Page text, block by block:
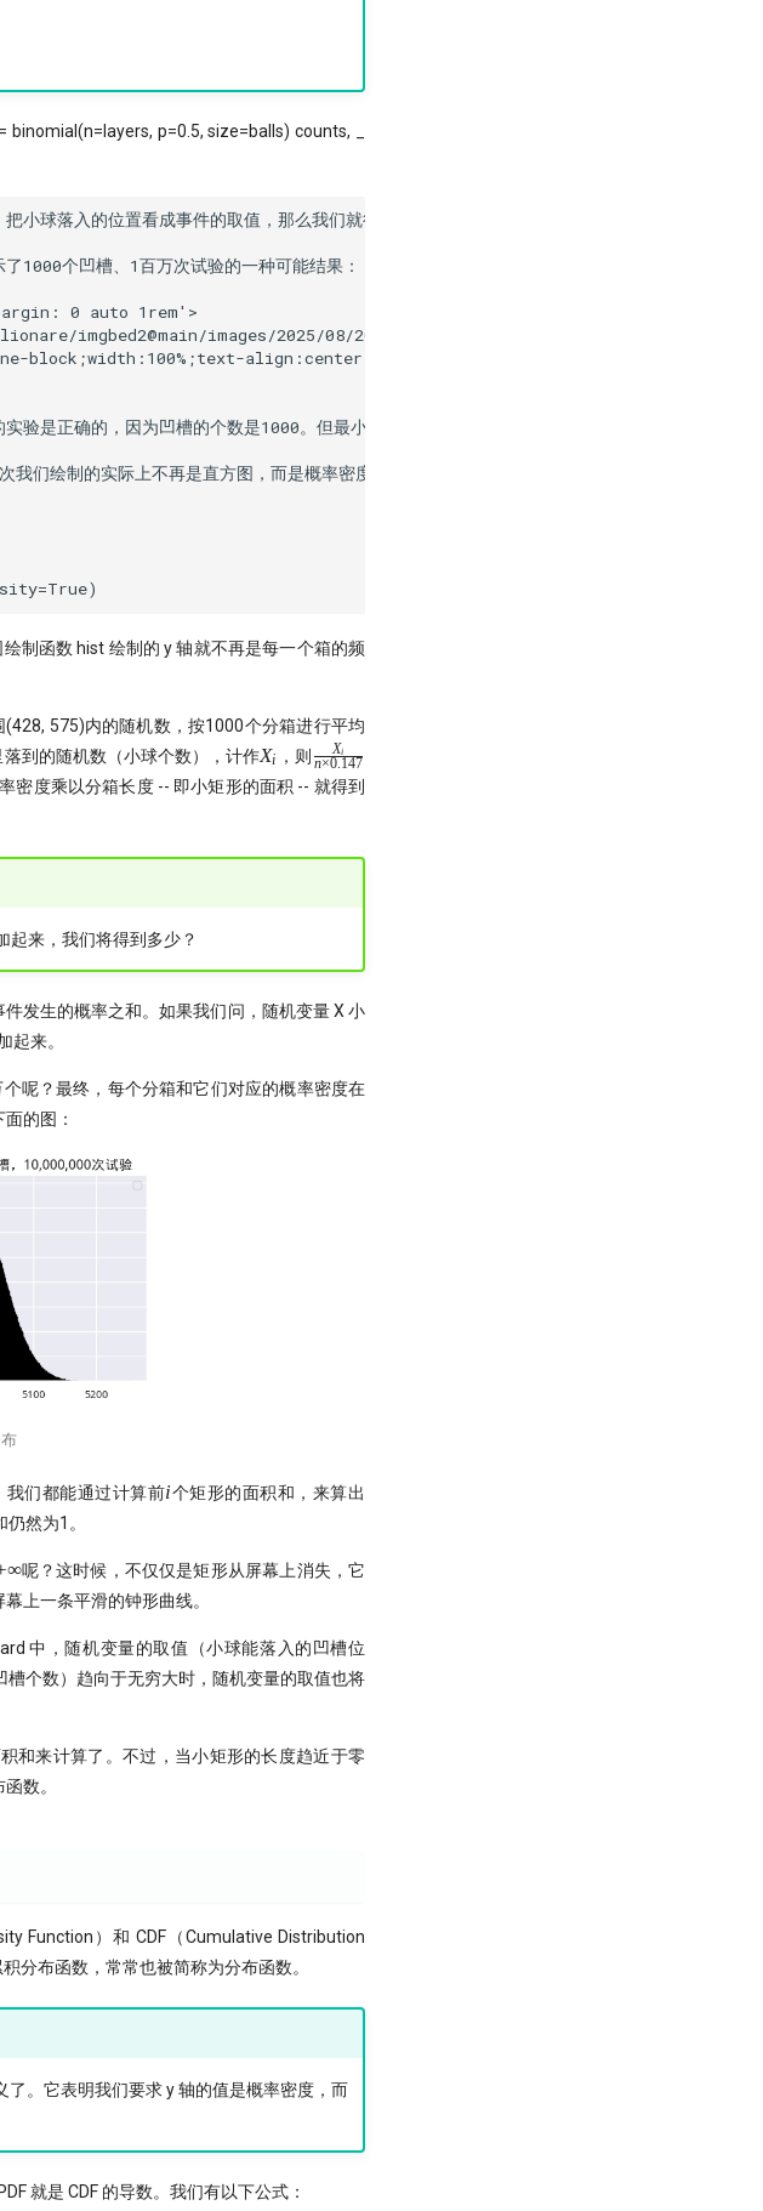
p=0.5, size=balls) counts, _
小球落入的位置看成事件的取值，那么我们就得到了一个离散型的随机变量。在图2中，它的取
1000个凹槽、1百万次试验的一种可能结果：
0 auto 1rem'>
imgbed2@main/images/2025/08/20250807160423.png'>
align:center;color:grey'>图3 频率/随机变量图</span>
是正确的，因为凹槽的个数是1000。但最小值与最大值并不是0和1000，这是因为我们试验的
们绘制的实际上不再是直方图，而是概率密度/随机变量图。我们用来绘制这张图的代码是：
制函数 hist 绘制的 y 轴就不再是每一个箱的频
575)内的随机数，按1000个分箱进行平均
到的随机数（小球个数），计作X_i
Xi ，则 \frac{X_i}
{n \times
0.147}
n×0.147
Xi
度乘以分箱长度 -- 即小矩形的面积 -- 就得到
起来，我们将得到多少？
发生的概率之和。如果我们问，随机变量 X 小
起来。
呢？最终，每个分箱和它们对应的概率密度在
的图：
我们都能通过计算前ii个矩形的面积和，来算出
然为1。
∞呢？这时候，不仅仅是矩形从屏幕上消失，它
上一条平滑的钟形曲线。
中，随机变量的取值（小球能落入的凹槽位
个数）趋向于无穷大时，随机变量的取值也将
和来计算了。不过，当小矩形的长度趋近于零
数。
Function）和 CDF（Cumulative Distribution
分布函数，常常也被简称为分布函数。
。它表明我们要求 y 轴的值是概率密度，而
就是 CDF 的导数。我们有以下公式：